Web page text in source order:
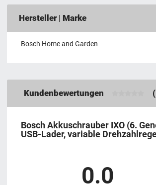
Hersteller | Marke
Bosch Home and Garden
Kundenbewertungen
Bosch Akkuschrauber IXO (6.
USB-Lader, variable
0.0